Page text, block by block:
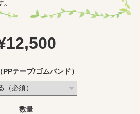
PPテープ/ゴムバンド）
数量